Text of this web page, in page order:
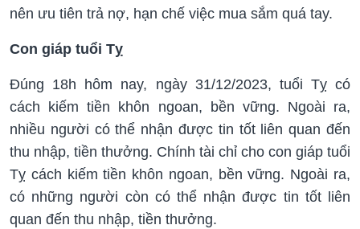
nên ưu tiên trả nợ, hạn chế việc mua sắm quá tay.
Con giáp tuổi Tỵ
Đúng 18h hôm nay, ngày 31/12/2023, tuổi Tỵ có
cách kiếm tiền khôn ngoan, bền vững. Ngoài ra,
nhiều người có thể nhận được tin tốt liên quan đến
thu nhập, tiền thưởng. Chính tài chỉ cho con giáp tuổi
Tỵ cách kiếm tiền khôn ngoan, bền vững. Ngoài ra,
có những người còn có thể nhận được tin tốt liên
quan đến thu nhập, tiền thưởng.